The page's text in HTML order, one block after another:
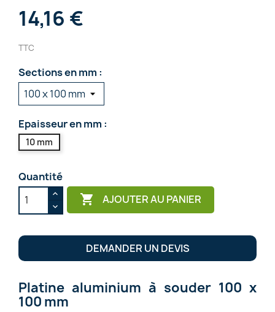
14,16 €
TTC
Sections en mm :
Epaisseur en mm :
10 mm
Quantité
 AJOUTER AU PANIER
DEMANDER UN DEVIS
Platine aluminium à souder 100 x
100 mm